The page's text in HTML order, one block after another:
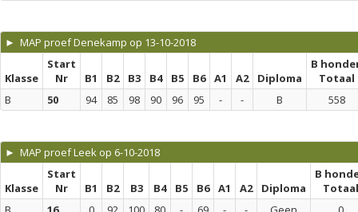
► MAP proef Denekamp op 13-10-2018
Klasse
Start
Nr
B1 B2 B3 B4 B5 B6 A1 A2 Diploma
B
Totaal
B
50 94 85 98 90 96 95 - - B 558
► MAP proef Leek op 6-10-2018
Klasse
Start
Nr
B1 B2 B3 B4 B5 B6 A1 A2 Diploma
B
Totaal